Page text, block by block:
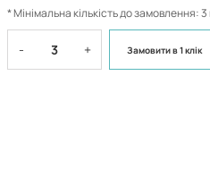
* Мінімальна кількість до замовлення:
- + Замовитив 1 клік